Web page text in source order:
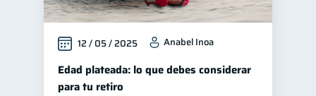
12 / 05 / 2025 Anabel Inoa
Edad plateada: lo que debes considerar
para tu retiro